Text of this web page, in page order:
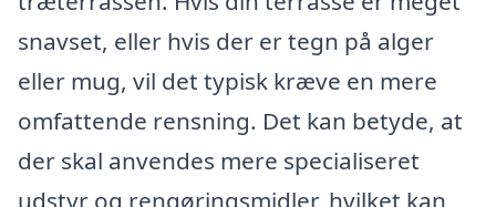
snavset, eller hvis der er tegn på alger
eller mug, vil det typisk kræve en mere
omfattende rensning. Det kan betyde, at
der skal anvendes mere specialiseret
udstyr og rengøringsmidler, hvilket kan